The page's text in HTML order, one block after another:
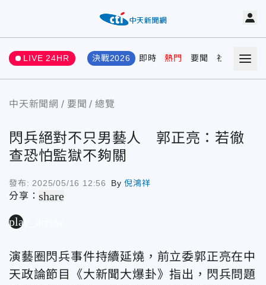
LIVE 24HR 決戰2026 即時 熱門 要聞 社會 娛樂
中天新聞網 要聞 總覽
閃兵絕對不只男藝人 郭正亮：若徹
查恐怕監獄不夠關
發布: 2025/05/16 12:56 By倪鴻祥
分享：share
play_arrow
演藝圈閃兵事件持續延燒，前立委郭正亮在中
天政論節目《大新聞大爆卦》指出，閃兵問題